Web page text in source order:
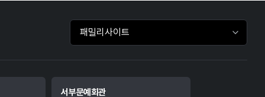
패밀리사이트 바로가기
서부문예회관